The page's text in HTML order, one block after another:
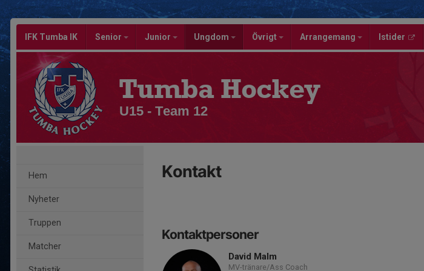
IFK Tumba IK Senior Junior Ungdom Övrigt Arrangemang Istider
Tumba Hockey
U15 - Team 12
Hem
Nyheter
Truppen
Matcher
Kontakt
Kontaktpersoner
David Malm
MV-tränare/Ass Coach